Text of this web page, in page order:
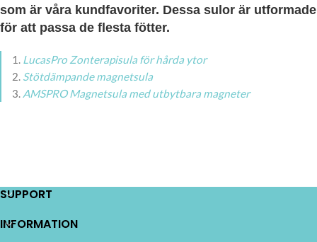
som är våra kundfavoriter. Dessa sulor är utformade
för att passa de flesta fötter.
LucasPro Zonterapisula för hårda ytor
Stötdämpande magnetsula
AMSPRO Magnetsula med utbytbara magneter
SUPPORT
INFORMATION